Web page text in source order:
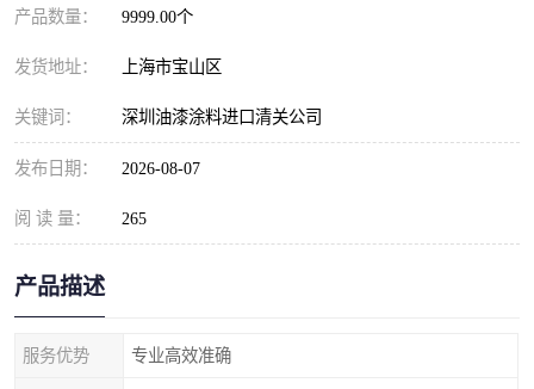
产品数量： 9999.00个
发货地址： 上海市宝山区
关键词： 深圳油漆涂料进口清关公司
发布日期： 2026-08-07
阅 读 量： 265
产品描述
服务优势 专业高效准确